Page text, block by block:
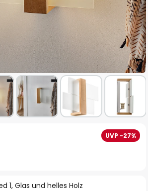
1, Glas und helles Holz
UVP -27%